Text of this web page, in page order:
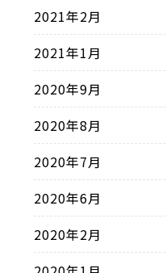
2021年2月
2021年1月
2020年9月
2020年8月
2020年7月
2020年6月
2020年2月